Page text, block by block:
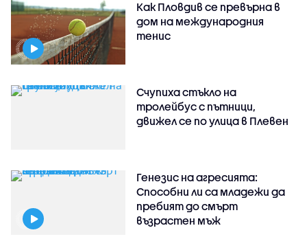
Как Пловдив се превърна в
дом на международния
тенис
Счупиха стъкло на
тролейбус с пътници,
движел се по улица в Плевен
Генезис на агресията:
Способни ли са младежи да
пребият до смърт
възрастен мъж